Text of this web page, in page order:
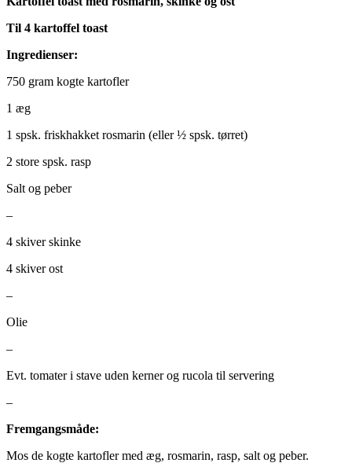
Til 4 kartoffel toast
Ingredienser:
750 gram kogte kartofler
1 æg
1 spsk. friskhakket rosmarin (eller ½ spsk. tørret)
2 store spsk. rasp
Salt og peber
–
4 skiver skinke
4 skiver ost
–
Olie
–
Evt. tomater i stave uden kerner og rucola til servering
–
Fremgangsmåde:
Mos de kogte kartofler med æg, rosmarin, rasp, salt og peber.